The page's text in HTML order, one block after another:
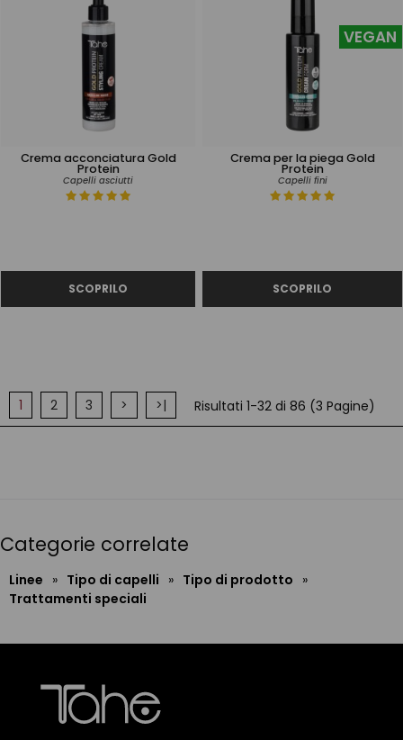
Crema acconciatura Gold
Protein
Capelli asciutti
Crema per la piega Gold
Protein
Capelli fini
VEGAN
1 2 3 > >| Risultati 1-32 di 86 (3 Pagine)
Categorie correlate
Linee » Tipo di capelli » Tipo di prodotto »
Trattamenti speciali